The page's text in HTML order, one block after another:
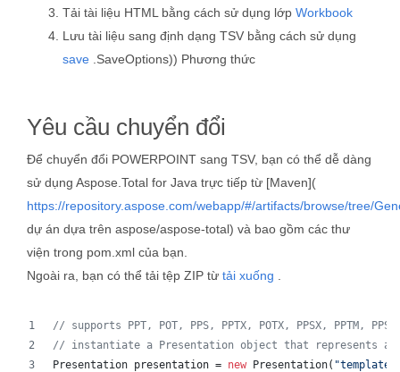
Tải tài liệu HTML bằng cách sử dụng lớp Workbook
Lưu tài liệu sang định dạng TSV bằng cách sử dụng
save .SaveOptions)) Phương thức
Yêu cầu chuyển đổi
Để chuyển đổi POWERPOINT sang TSV, bạn có thể dễ dàng
sử dụng Aspose.Total for Java trực tiếp từ [Maven](
https://repository.aspose.com/webapp/#/artifacts/browse/tree/
dự án dựa trên aspose/aspose-total) và bao gồm các thư
viện trong pom.xml của bạn.
Ngoài ra, bạn có thể tải tệp ZIP từ tải xuống
// supports PPT, POT, PPS, PPTX, POTX, PPSX, PPTM,
// instantiate a Presentation object that represents a
Presentation presentation = new Presentation(